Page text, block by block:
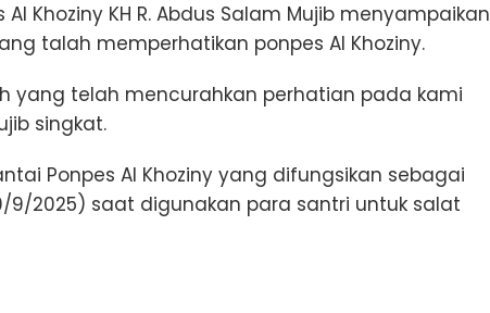
Khoziny KH R. Abdus Salam Mujib menyampaikan
talah memperhatikan ponpes Al Khoziny.
yang telah mencurahkan perhatian pada kami
singkat.
Ponpes Al Khoziny yang difungsikan sebagai
9/2025) saat digunakan para santri untuk salat